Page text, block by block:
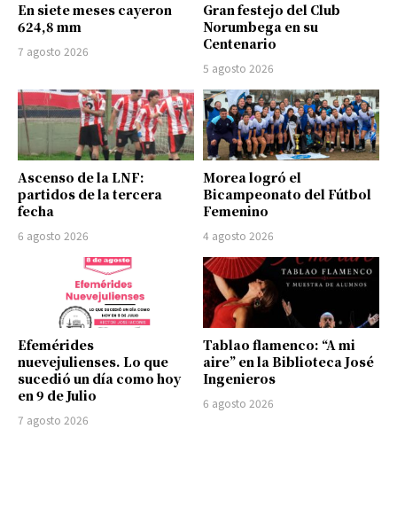
En siete meses cayeron
624,8 mm
7 agosto 2026
Gran festejo del Club
Norumbega en su
Centenario
5 agosto 2026
Ascenso de la LNF:
partidos de la tercera
fecha
6 agosto 2026
Morea logró el
Bicampeonato del Fútbol
Femenino
4 agosto 2026
Efemérides
nuevejulienses. Lo que
sucedió un día como hoy
en 9 de Julio
7 agosto 2026
Tablao flamenco: “A mi
aire” en la Biblioteca José
Ingenieros
6 agosto 2026